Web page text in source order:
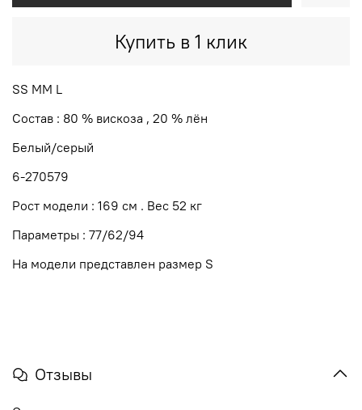
Купить в 1 клик
SS MM L
Состав : 80 % вискоза , 20 % лён
Белый/серый
6-270579
Рост модели : 169 см . Вес 52 кг
Параметры : 77/62/94
На модели представлен размер S
Отзывы